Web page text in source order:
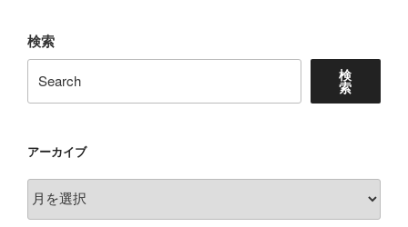
レ
心
に
秘
め
検索
検
索
アーカイブ
ー